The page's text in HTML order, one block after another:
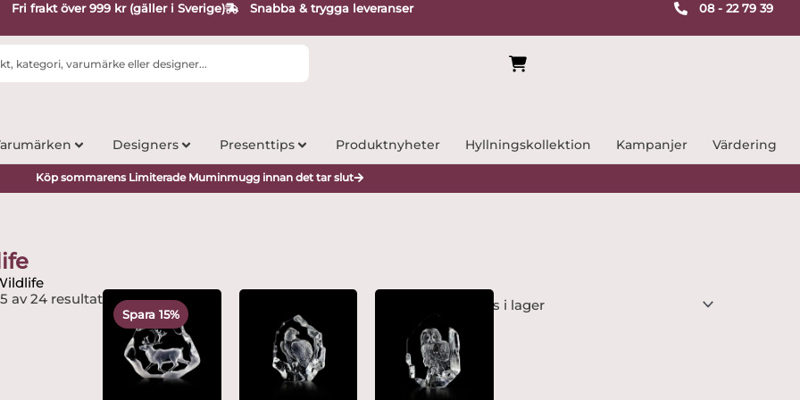
Fri frakt över 999 kr (gäller i Sverige) Snabba & trygga leveranser 08 - 22 79 39
Designers Presenttips Produktnyheter Hyllningskollektion Kampanjer Värdering
Köp sommarens Limiterade Muminmugg innan det tar slut
av 24 resultat
Spara 15%ursprungliga
priset
var:
1,995 kr.1,699 kr.